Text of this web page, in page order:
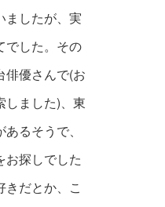
ましたが、実
でした。その
俳優さんで(お
しました)、東
るそうで、
お探しでした
きだとか、こ